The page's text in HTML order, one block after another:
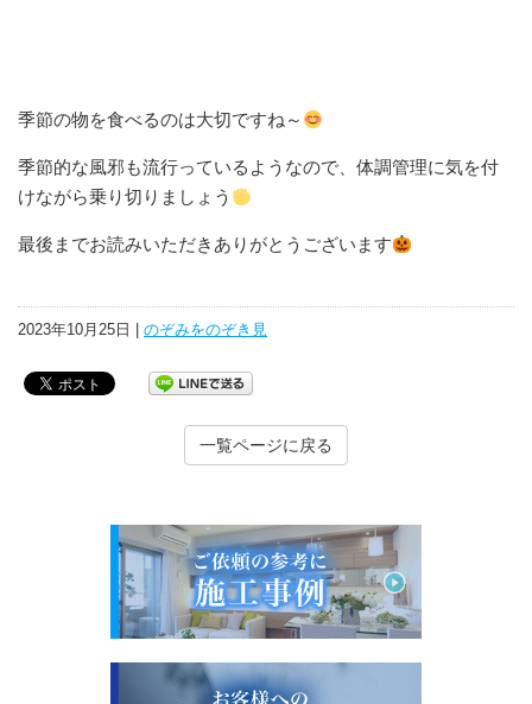
季節の物を食べるのは大切ですね～
季節的な風邪も流行っているようなので、体調管理に気を付
けながら乗り切りましょう
最後までお読みいただきありがとうございます
2023年10月25日 | のぞみをのぞき見
一覧ページに戻る